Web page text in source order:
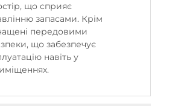
що сприяє
запасами. Крім
передовими
що забезпечує
навіть у